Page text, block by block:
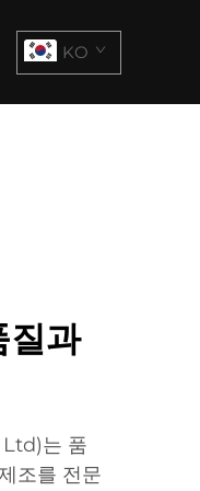
KO
질과
는 품
조를 전문